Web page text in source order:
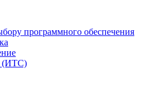
программного обеспечения
(ИТС)